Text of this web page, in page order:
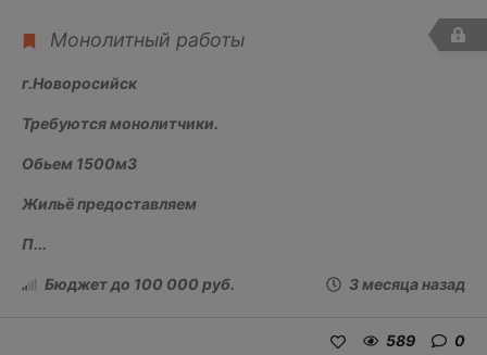
Монолитный работы
г.Новоросийск
Требуются монолитчики.
Обьем 1500м3
Жильё предоставляем
П...
3 месяца назад
Бюджет до 100 000 руб.
589 0